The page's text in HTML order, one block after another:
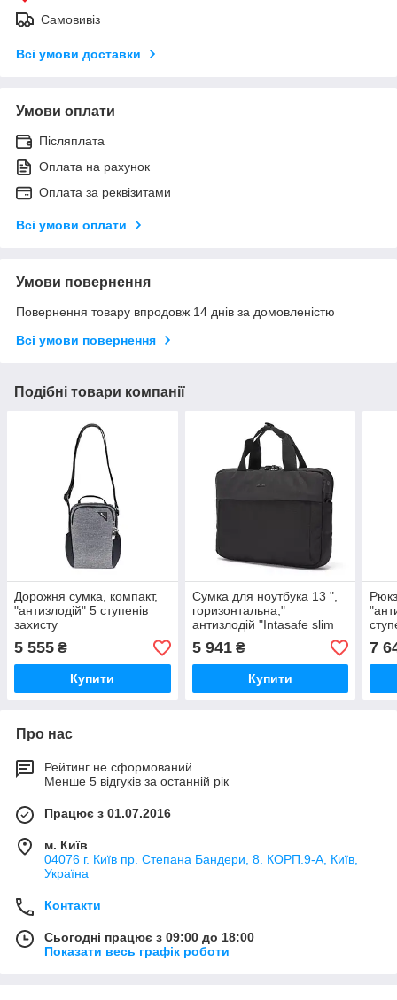
Самовивіз
Всі умови доставки
Умови оплати
Післяплата
Оплата на рахунок
Оплата за реквізитами
Всі умови оплати
Умови повернення
Повернення товару впродовж 14 днів за домовленістю
Всі умови повернення
Подібні товари компанії
Дорожня сумка, компакт,
"антизлодій" 5 ступенів
захисту
5 555 ₴
Купити
Сумка для ноутбука 13 ",
горизонтальна,"
антизлодій "Intasafe slim
brief, 5 ступенів захисту
5 941₴
Купити
7
Про нас
Рейтинг не сформований
Менше 5 відгуків за останній рік
Працює з 01.07.2016
м. Київ
04076 г. Київ пр. Степана Бандери, 8. КОРП.9-А, Київ,
Україна
Контакти
Сьогодні працює з 09:00 до 18:00
Показати весь графік роботи